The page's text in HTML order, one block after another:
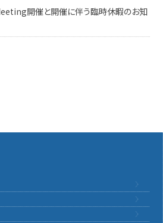
開催と開催に伴う臨時休暇のお知